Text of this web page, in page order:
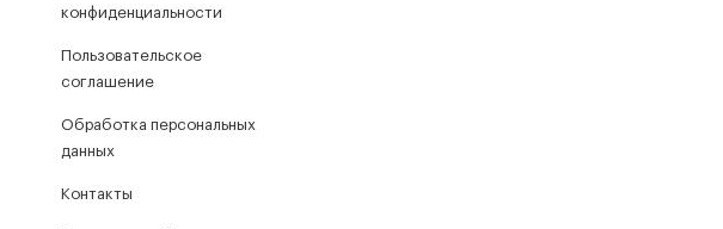
конфиденциальности
Пользовательское
соглашение
Обработка персональных
данных
Контакты